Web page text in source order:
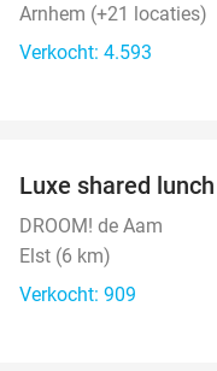
Arnhem (+21 locaties)
Verkocht: 4.593
Luxe shared
DROOM! de Aam
Elst (6 km)
Verkocht: 909